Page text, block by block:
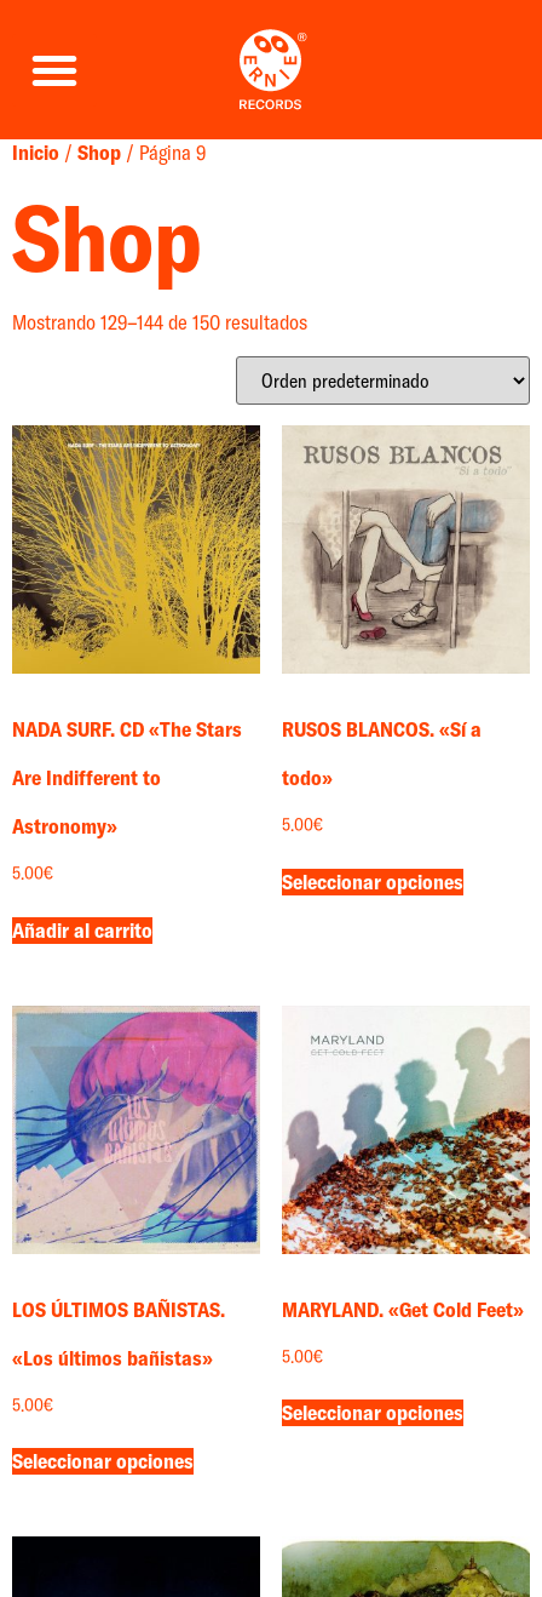
Inicio / Shop / Página 9
Shop
Mostrando 129–144 de 150 resultados
NADA SURF. CD «The Stars
Are Indifferent to
Astronomy»
5.00€
Añadir al carrito
RUSOS BLANCOS. «Sí a
todo»
5.00€
Seleccionar opciones
LOS ÚLTIMOS BAÑISTAS.
«Los últimos bañistas»
5.00€
Seleccionar opciones
MARYLAND. «Get Cold Feet»
5.00€
Seleccionar opciones